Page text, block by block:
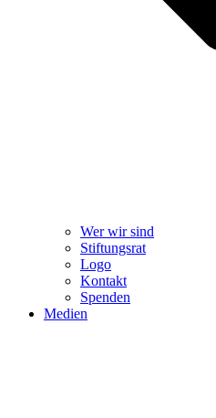
Wer wir sind
Stiftungsrat
Logo
Kontakt
Spenden
Medien